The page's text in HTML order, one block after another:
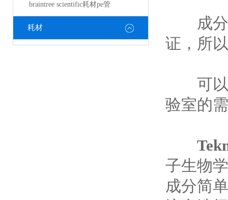
braintree scientific耗材pe管
耗材
成分
证，所
可以
验室的
子生物
成分简